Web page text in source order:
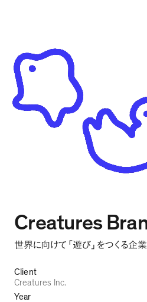
Creatures
世界に向けて 「 遊び」 をつくる企
Client
Creatures Inc.
Year